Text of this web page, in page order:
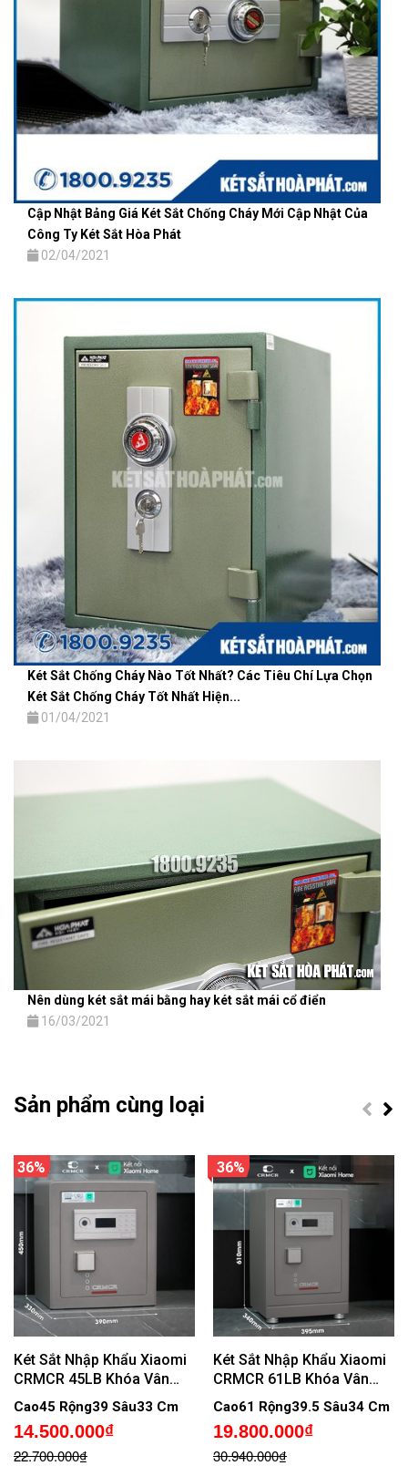
Cập Nhật Bảng Giá Két Sắt Chống Cháy Mới Cập Nhật Của
Công Ty Két Sắt Hòa Phát
02/04/2021
Két Sắt Chống Cháy Nào Tốt Nhất? Các Tiêu Chí Lựa Chọn
Két Sắt Chống Cháy Tốt Nhất Hiện...
01/04/2021
Nên dùng két sắt mái bằng hay két sắt mái cổ điển
16/03/2021
Sản phẩm cùng loại
36%
Két Sắt Nhập Khẩu Xiaomi
CRMCR 45LB Khóa Vân
Tay Điện Tử Định Danh
Người Mở
Cao45 Rộng39 Sâu33 Cm
14.500.000₫
22.700.000₫
36%
Két Sắt Nhập Khẩu Xiaomi
CRMCR 61LB Khóa Vân
Tay Điện Tử Định Danh
Người Mở
Cao61 Rộng39.5 Sâu34 Cm
19.800.000₫
30.940.000₫